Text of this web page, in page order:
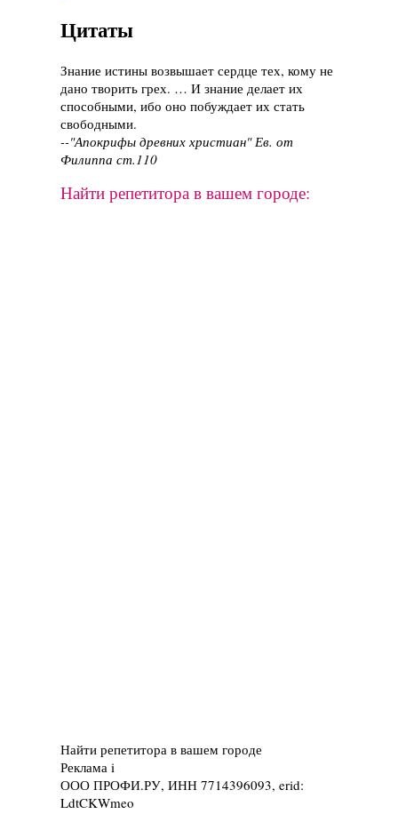
Цитаты
Знание истины возвышает сердце тех, кому не
дано творить грех. … И знание делает их
способными, ибо оно побуждает их стать
свободными.
--"Апокрифы древних христиан" Ев. от
Филиппа ст.110
Найти репетитора в вашем городе:
Найти репетитора в вашем городе
Реклама i
ООО ПРОФИ.РУ, ИНН 7714396093, erid:
LdtCKWmeo